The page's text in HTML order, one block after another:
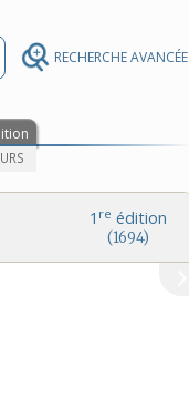
RECHERCHE AVANCÉE
1 re édition
(1694)